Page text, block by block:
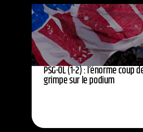
PSG-OL (1-2) : l’énorme coup
grimpe sur le podium